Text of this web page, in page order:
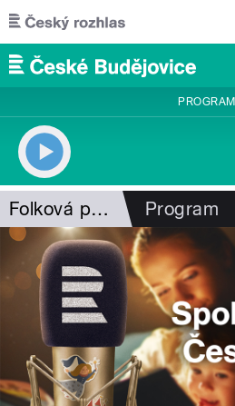
Přejít k hlavnímu obsahu
PROGRAM
Folková pohlazení Program